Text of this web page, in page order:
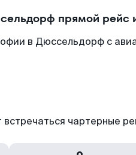
прямой рейс
в Дюссельдорф с
чартерные